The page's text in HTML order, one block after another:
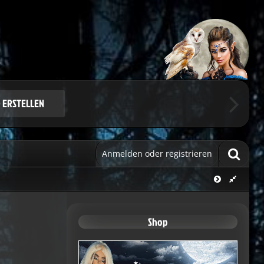
sich.
Anmelden oder registrieren
Shop